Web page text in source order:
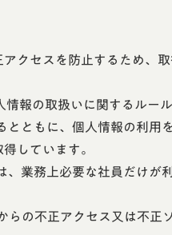
クセスを防止するため、
報の取扱いに関するルー
ともに、個人情報の利用
しています。
業務上必要な社員だけ
の不正アクセス又は不正